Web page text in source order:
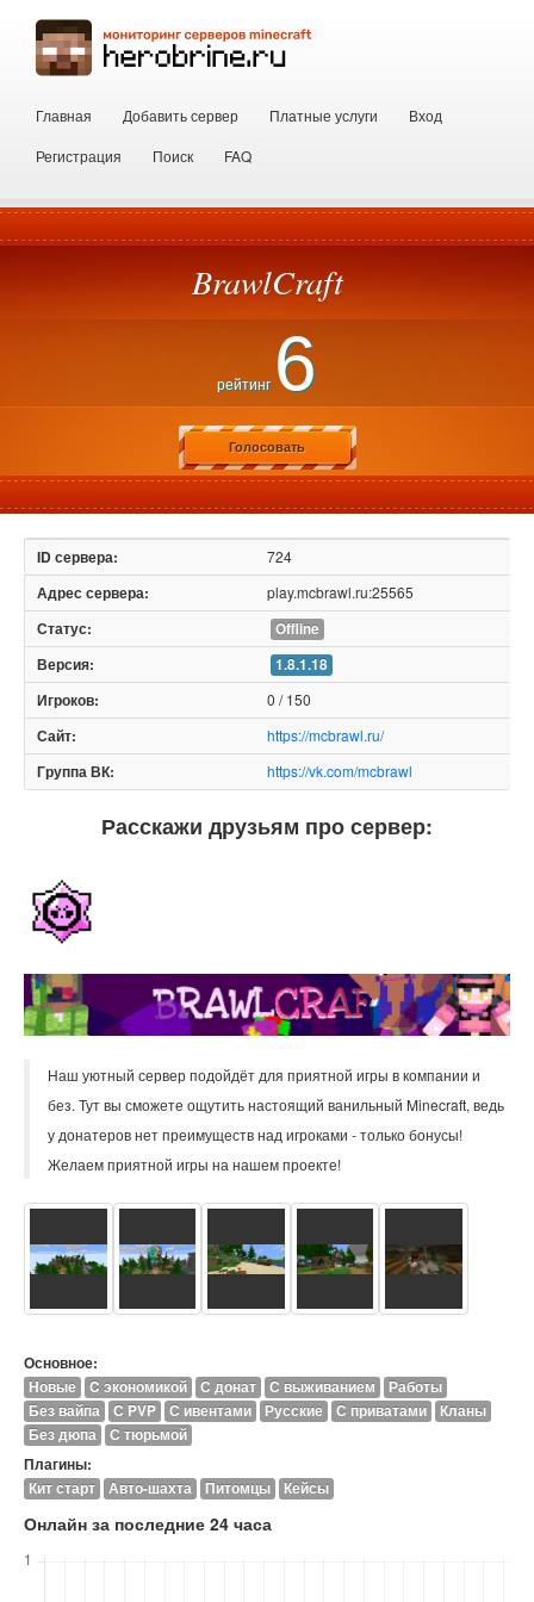
Главная Добавить сервер Платные услуги
Вход
Регистрация
Поиск FAQ
BrawlCraft
рейтинг 6
Голосовать
724
play.mcbrawl.ru:25565
Offline
1.8.1.18
0 / 150
https://mcbrawl.ru/
https://vk.com/mcbrawl
Расскажи друзьям про сервер:
Наш уютный сервер подойдёт для приятной игры в компании и
без. Тут вы сможете ощутить настоящий ванильный Minecraft, ведь
у донатеров нет преимуществ над игроками - только бонусы!
Основное:
Новые C экономикой С донат С выживанием
Работы
Без вайпа
С PVP С ивентами Русские С приватами
Кланы
Без дюпа
С тюрьмой
Плагины:
Кит старт Авто-шахта Питомцы Кейсы
Онлайн за последние 24 часа